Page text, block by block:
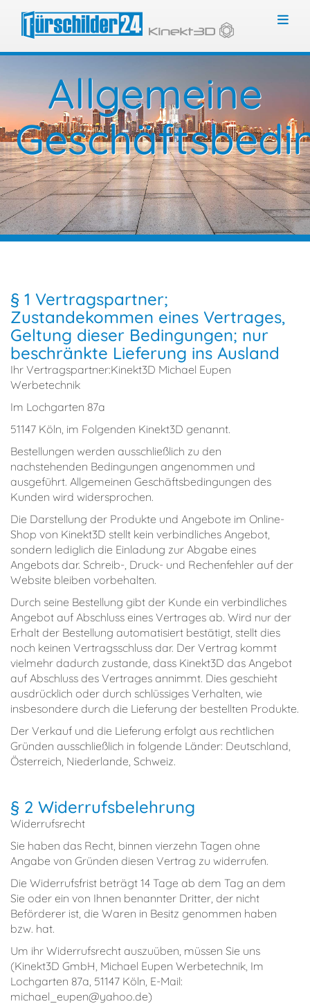
Allgemeine
§ 1 Vertragspartner;
Zustandekommen eines Vertrages,
Geltung dieser Bedingungen; nur
beschränkte Lieferung ins Ausland
Ihr Vertragspartner:Kinekt3D Michael Eupen
Werbetechnik
Im Lochgarten 87a
51147 Köln, im Folgenden Kinekt3D genannt.
Bestellungen werden ausschließlich zu den
nachstehenden Bedingungen angenommen und
ausgeführt. Allgemeinen Geschäftsbedingungen des
Kunden wird widersprochen.
Die Darstellung der Produkte und Angebote im Online-
Shop von Kinekt3D stellt kein verbindliches Angebot,
sondern lediglich die Einladung zur Abgabe eines
Angebots dar. Schreib-, Druck- und Rechenfehler auf der
Website bleiben vorbehalten.
Durch seine Bestellung gibt der Kunde ein verbindliches
Angebot auf Abschluss eines Vertrages ab. Wird nur der
Erhalt der Bestellung automatisiert bestätigt, stellt dies
noch keinen Vertragsschluss dar. Der Vertrag kommt
vielmehr dadurch zustande, dass Kinekt3D das Angebot
auf Abschluss des Vertrages annimmt. Dies geschieht
ausdrücklich oder durch schlüssiges Verhalten, wie
insbesondere durch die Lieferung der bestellten Produkte.
Der Verkauf und die Lieferung erfolgt aus rechtlichen
Gründen ausschließlich in folgende Länder: Deutschland,
Österreich, Niederlande, Schweiz.
§ 2 Widerrufsbelehrung
Widerrufsrecht
Sie haben das Recht, binnen vierzehn Tagen ohne
Angabe von Gründen diesen Vertrag zu widerrufen.
Die Widerrufsfrist beträgt 14 Tage ab dem Tag an dem
Sie oder ein von Ihnen benannter Dritter, der nicht
Beförderer ist, die Waren in Besitz genommen haben
bzw. hat.
Um ihr Widerrufsrecht auszuüben, müssen Sie uns
(Kinekt3D GmbH, Michael Eupen Werbetechnik, Im
Lochgarten 87a, 51147 Köln, E-Mail:
michael_eupen@yahoo.de)